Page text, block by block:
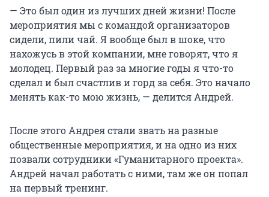
— Это был один из лучших дней жизни! После
мероприятия мы с командой организаторов
сидели, пили чай. Я вообще был в шоке, что
нахожусь в этой компании, мне говорят, что я
молодец. Первый раз за многие годы я что-то
сделал и был счастлив и горд за себя. Это начало
менять как-то мою жизнь, — делится Андрей.
После этого Андрея стали звать на разные
общественные мероприятия, и на одно из них
позвали сотрудники «Гуманитарного проекта».
Андрей начал работать с ними, там же он попал
на первый тренинг.